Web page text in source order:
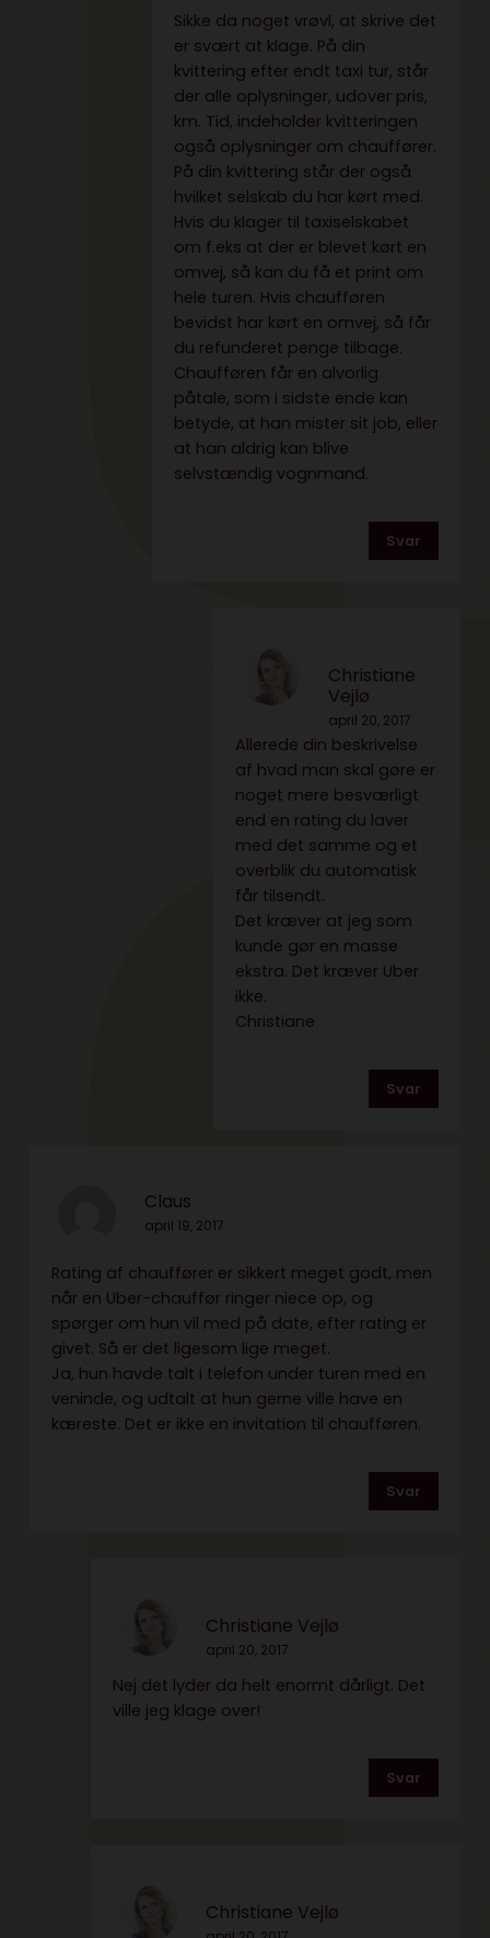
Sikke da noget vrøvl, at skrive det
er svært at klage. På din
kvittering efter endt taxi tur, står
der alle oplysninger, udover pris,
km. Tid, indeholder kvitteringen
også oplysninger om chauffører.
På din kvittering står der også
hvilket selskab du har kørt med.
Hvis du klager til taxiselskabet
om f.eks at der er blevet kørt en
omvej, så kan du få et print om
hele turen. Hvis chaufføren
bevidst har kørt en omvej, så får
du refunderet penge tilbage.
Chaufføren får en alvorlig
påtale, som i sidste ende kan
betyde, at han mister sit job, eller
at han aldrig kan blive
selvstændig vognmand.
Svar
Christiane
Vejlø
april 20, 2017
Allerede din beskrivelse
af hvad man skal gøre er
noget mere besværligt
end en rating du laver
med det samme og et
overblik du automatisk
får tilsendt.
Det kræver at jeg som
kunde gør en masse
ekstra. Det kræver Uber
ikke.
Christiane
Svar
Claus
april 19, 2017
Rating af chauffører er sikkert meget godt, men
når en Uber-chauffør ringer niece op, og
spørger om hun vil med på date, efter rating er
givet. Så er det ligesom lige meget.
Ja, hun havde talt i telefon under turen med en
veninde, og udtalt at hun gerne ville have en
kæreste. Det er ikke en invitation til chaufføren.
Svar
Christiane Vejlø
april 20, 2017
Nej det lyder da helt enormt dårligt. Det
ville jeg klage over!
Svar
Christiane Vejlø